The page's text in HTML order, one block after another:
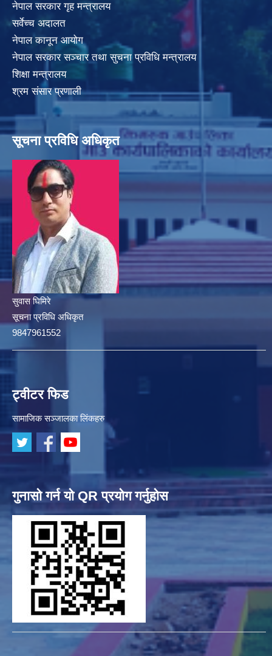
नेपाल सरकार गृह मन्त्रालय
सर्वेच्च अदालत
नेपाल कानून आयोग
नेपाल सरकार सञ्चार तथा सुचना प्रविधि मन्त्रालय
शिक्षा मन्त्रालय
श्रम संसार प्रणाली
सूचना प्रविधि अधिकृत
सुवास घिमिरे
सूचना प्रविधि अधिकृत
9847961552
ट्वीटर फिड
सामाजिक सञ्जालका लिंकहरु
गुनासो गर्न यो QR प्रयोग गर्नुहोस